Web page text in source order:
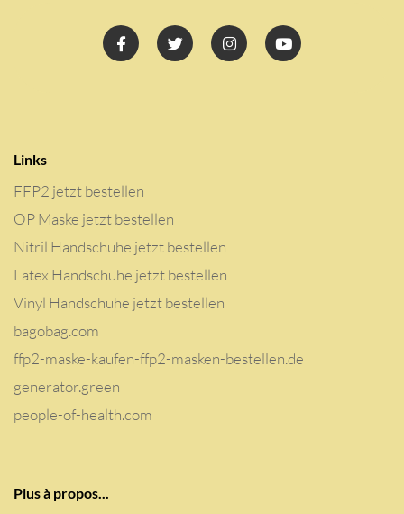
Links
FFP2 jetzt bestellen
OP Maske jetzt bestellen
Nitril Handschuhe jetzt bestellen
Latex Handschuhe jetzt bestellen
Vinyl Handschuhe jetzt bestellen
bagobag.com
ffp2-maske-kaufen-ffp2-masken-bestellen.de
generator.green
people-of-health.com
Plus à propos...